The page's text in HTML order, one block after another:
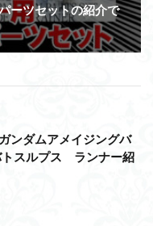
ーツセットの紹介で
ンダムアメイジングバ
トスルプス ランナー紹